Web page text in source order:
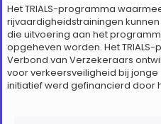
Het TRIALS-programma
rijvaardigheidstrainingen
die uitvoering aan het
opgeheven worden. Het
Verbond van Verzekeraars
voor verkeersveiligheid bij
initiatief werd gefinancierd door